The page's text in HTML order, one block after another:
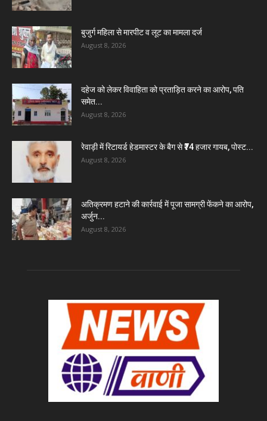
बुजुर्ग महिला से मारपीट व लूट का मामला दर्ज
August 8, 2026
दहेज को लेकर विवाहिता को प्रताड़ित करने का आरोप, पति
समेत...
August 8, 2026
रेवाड़ी में रिटायर्ड हेडमास्टर के बैग से ₹74 हजार गायब, पोस्ट...
August 8, 2026
अतिक्रमण हटाने की कार्रवाई में पूजा सामग्री फेंकने का आरोप,
अर्जुन...
August 8, 2026